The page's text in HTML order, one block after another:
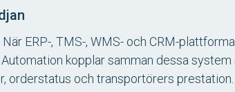
ERP-, TMS-, WMS- och CRM-
kopplar samman dessa
orderstatus och transportörers prestation.